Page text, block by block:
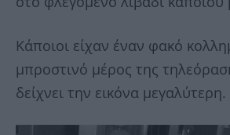
Κάποιοι είχαν έναν φακό
μπροστινό μέρος της
δείχνει την εικόνα μεγαλύτερη.